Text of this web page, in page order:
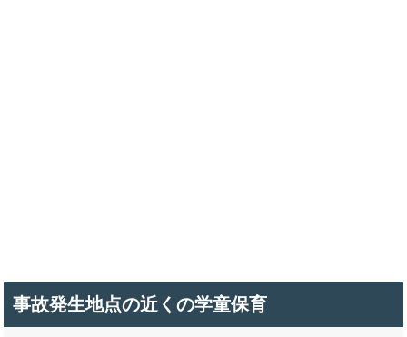
事故発生地点の近くの学童保育